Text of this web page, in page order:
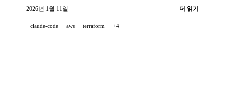
2026년 1월 11일 더 읽기
claude-code aws terraform +4